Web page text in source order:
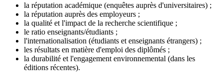
la réputation académique (enquêtes auprès d'universitaires) ;
la réputation auprès des employeurs ;
la qualité et l'impact de la recherche scientifique ;
le ratio enseignants/étudiants ;
l'internationalisation (étudiants et enseignants étrangers) ;
les résultats en matière d'emploi des diplômés ;
la durabilité et l'engagement environnemental (dans les
éditions récentes).